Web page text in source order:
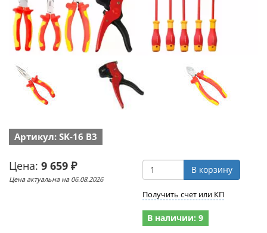
Артикул: SK-16 B3
Цена: 9 659 ₽
Цена актуальна на 06.08.2026
В корзину
Получить счет или КП
В наличии: 9